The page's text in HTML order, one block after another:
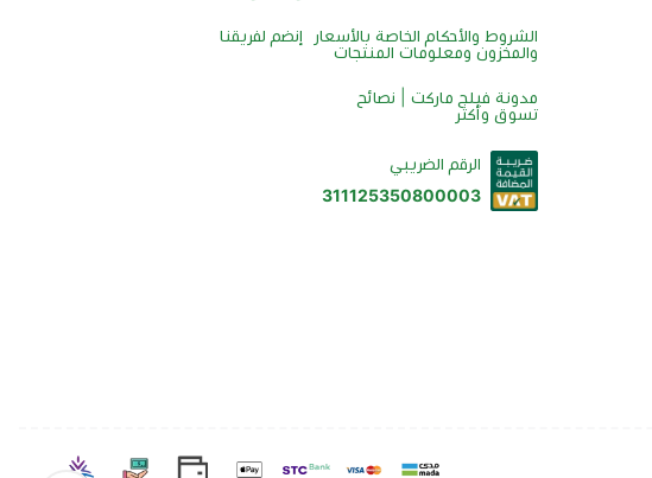
الشروط والأحكام الخاصة بالأسعار
والمخزون ومعلومات المنتجات
إنضم لفريقنا
مدونة فيلج ماركت | نصائح
تسوق وأكثر
الرقم الضريبي
311125350800003